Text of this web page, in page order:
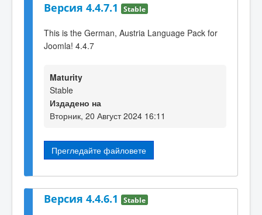
Версия 4.4.7.1 Stable
This is the German, Austria Language Pack for
Joomla! 4.4.7
Maturity
Stable
Издадено на
Вторник, 20 Август 2024 16:11
Прегледайте файловете
Версия 4.4.6.1 Stable